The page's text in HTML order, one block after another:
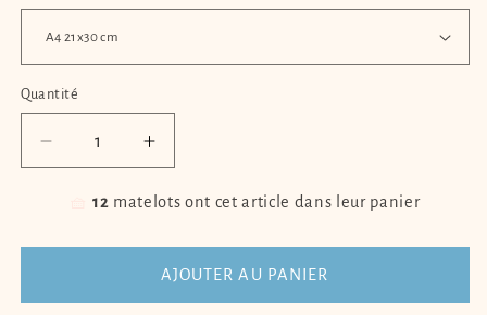
Quantité
Quantité
Réduire
la
quantité
Peinture
de
Augmenter
la
quantité
Peinture
coucher
de
12 matelots ont cet article dans leur panier
AJOUTER AU PANIER